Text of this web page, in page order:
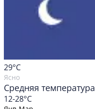
29°C
Ясно
Средняя температура
12-28°C